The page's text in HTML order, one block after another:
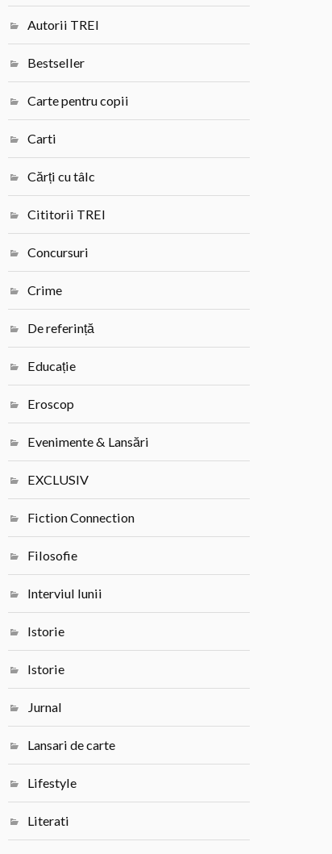
Autorii TREI
Bestseller
Carte pentru copii
Carti
Cărți cu tâlc
Cititorii TREI
Concursuri
Crime
De referință
Educație
Eroscop
Evenimente & Lansări
EXCLUSIV
Fiction Connection
Filosofie
Interviul lunii
Istorie
Istorie
Jurnal
Lansari de carte
Lifestyle
Literati